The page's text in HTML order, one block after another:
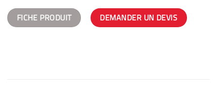
FICHE PRODUIT DEMANDER UN DEVIS